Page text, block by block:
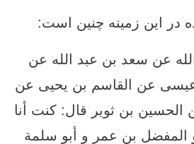
در این زمینه چنین است:
عن سعد بن عبد الله عن
عن القاسم بن يحيى عن
بن ثوير قال: كنت أنا
المفضل بن عمر و أبو سلمة